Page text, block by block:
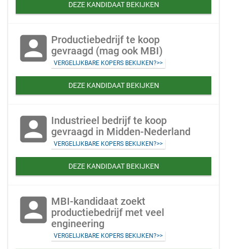
DEZE KANDIDAAT BEKIJKEN
account_box Productiebedrijf te koop
gevraagd (mag ook MBI)
VERGELIJKBARE KOPERS BEKIJKEN?>>
DEZE KANDIDAAT BEKIJKEN
account_box Industrieel bedrijf te koop
gevraagd in Midden-Nederland
VERGELIJKBARE KOPERS BEKIJKEN?>>
DEZE KANDIDAAT BEKIJKEN
account_box MBI-kandidaat zoekt
productiebedrijf met veel
engineering
VERGELIJKBARE KOPERS BEKIJKEN?>>